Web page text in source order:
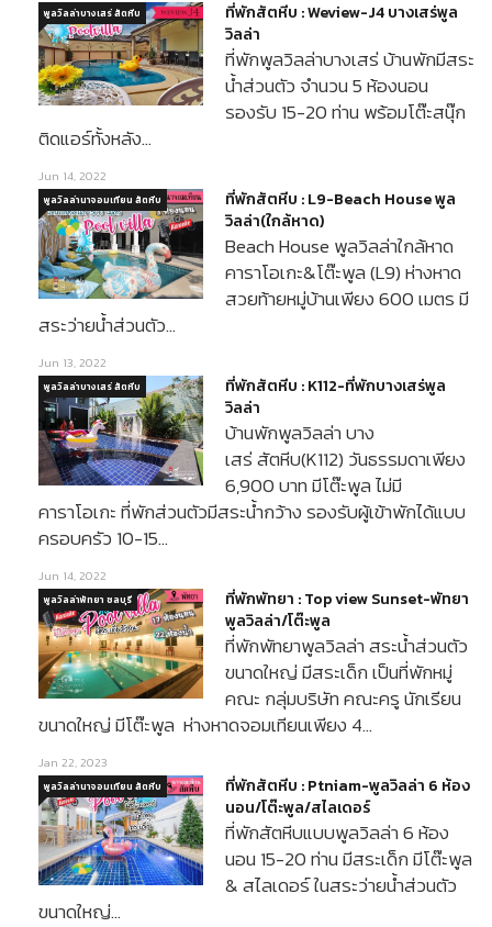
ที่พักสัตหีบ : Weview-J4 บางเสร่พูล
วิลล่า
ที่พักพูลวิลล่าบางเสร่ บ้านพักมีสระ
น้ำส่วนตัว จำนวน 5 ห้องนอน
รองรับ 15-20 ท่าน พร้อมโต๊ะสนุ๊ก
ติดแอร์ทั้งหลัง…
พูลวิลล่าบางเสร่ สัตหีบ
Jun 14, 2022
ที่พักสัตหีบ : L9-Beach House พูล
วิลล่า(ใกล้หาด)
Beach House พูลวิลล่าใกล้หาด
คาราโอเกะ&โต๊ะพูล (L9) ห่างหาด
สวยท้ายหมู่บ้านเพียง 600 เมตร มี
สระว่ายน้ำส่วนตัว…
พูลวิลล่านาจอมเทียน สัตหีบ
Jun 13, 2022
ที่พักสัตหีบ : K112-ที่พักบางเสร่พูล
วิลล่า
บ้านพักพูลวิลล่า บาง
เสร่ สัตหีบ(K112) วันธรรมดาเพียง
6,900 บาท มีโต๊ะพูล ไม่มี
คาราโอเกะ ที่พักส่วนตัวมีสระน้ำกว้าง รองรับผู้เข้าพักได้แบบ
ครอบครัว 10-15…
พูลวิลล่าบางเสร่ สัตหีบ
Jun 14, 2022
ที่พักพัทยา : Top view Sunset-พัทยา
พูลวิลล่า/โต๊ะพูล
ที่พักพัทยาพูลวิลล่า สระน้ำส่วนตัว
ขนาดใหญ่ มีสระเด็ก เป็นที่พักหมู่
คณะ กลุ่มบริษัท คณะครู นักเรียน
ขนาดใหญ่ มีโต๊ะพูล ห่างหาดจอมเทียนเพียง 4…
พูลวิลล่าพัทยา ชลบุรี
Jan 22, 2023
ที่พักสัตหีบ : Ptniam-พูลวิลล่า 6 ห้อง
นอน/โต๊ะพูล/สไลเดอร์
ที่พักสัตหีบแบบพูลวิลล่า 6 ห้อง
นอน 15-20 ท่าน มีสระเด็ก มีโต๊ะพูล
& สไลเดอร์ ในสระว่ายน้ำส่วนตัว
ขนาดใหญ่…
พูลวิลล่านาจอมเทียน สัตหีบ